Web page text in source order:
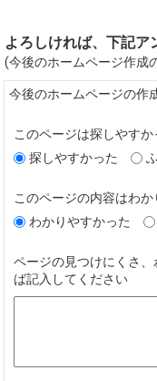
よろしければ、下記ア
(今後のホームページ作成
今後のホームページの作
このページは探しやす
探しやすかった
このページの内容はわ
わかりやすかった
ページの見つけにくさ
ば記入してください